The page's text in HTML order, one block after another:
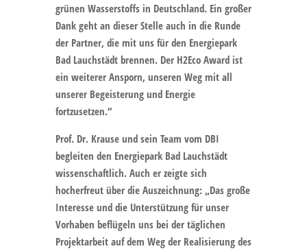
grünen Wasserstoffs in Deutschland. Ein großer
Dank geht an dieser Stelle auch in die Runde
der Partner, die mit uns für den Energiepark
Bad Lauchstädt brennen. Der H2Eco Award ist
ein weiterer Ansporn, unseren Weg mit all
unserer Begeisterung und Energie
fortzusetzen.“
Prof. Dr. Krause und sein Team vom DBI
begleiten den Energiepark Bad Lauchstädt
wissenschaftlich. Auch er zeigte sich
hocherfreut über die Auszeichnung: „Das große
Interesse und die Unterstützung für unser
Vorhaben beflügeln uns bei der täglichen
Projektarbeit auf dem Weg der Realisierung des